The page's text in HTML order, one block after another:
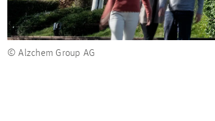
© Alzchem Group AG